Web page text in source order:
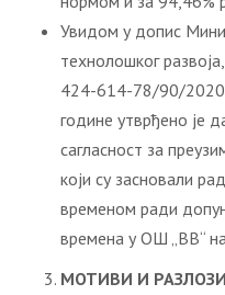
Увидом у допис
технолошког
424-614-78/90/
године утврђено је
сагласност за
који су засновали
временом ради
времена у ОШ „ВВ“
МОТИВИ И